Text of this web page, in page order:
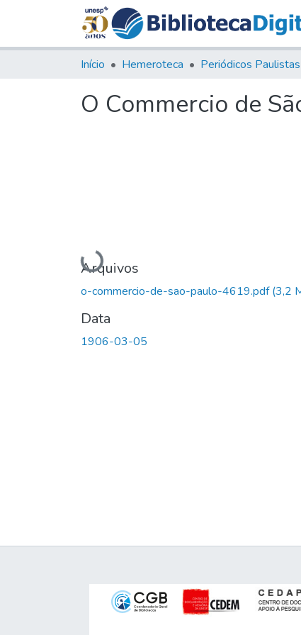
Início Hemeroteca Periódicos Paulistas
O Commercio de
Carregando...
Arquivos
o-commercio-de-sao-paulo-4619.pdf(3,2
Data
1906-03-05